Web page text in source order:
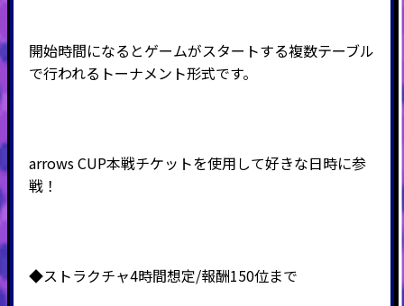
開始時間になるとゲームがスタートする複数テーブル
で行われるトーナメント形式です。
arrows CUP本戦チケットを使用して好きな日時に参
戦！
◆ストラクチャ4時間想定/報酬150位まで